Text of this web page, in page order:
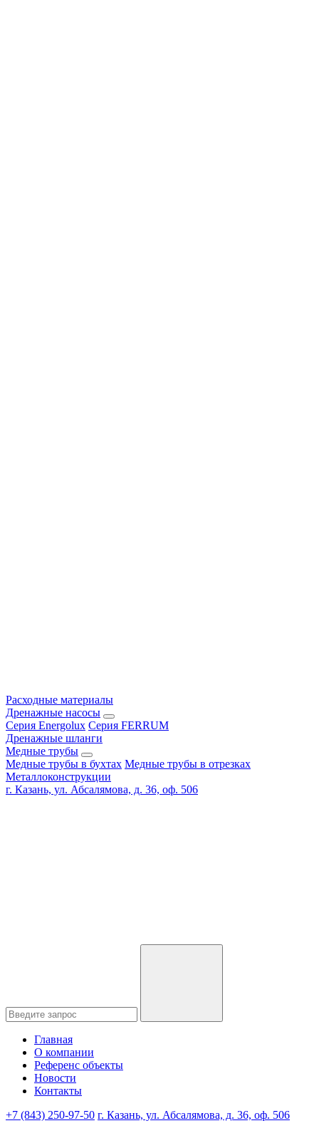
Расходные материалы
Дренажные насосы
Серия Energolux Серия FERRUM
Дренажные шланги
Медные трубы
Медные трубы в бухтах Медные трубы в отрезках
Металлоконструкции
г. Казань, ул. Абсалямова, д. 36, оф. 506
Главная
О компании
Референс объекты
Новости
Контакты
+7 (843) 250-97-50 г. Казань, ул. Абсалямова, д. 36, оф. 506